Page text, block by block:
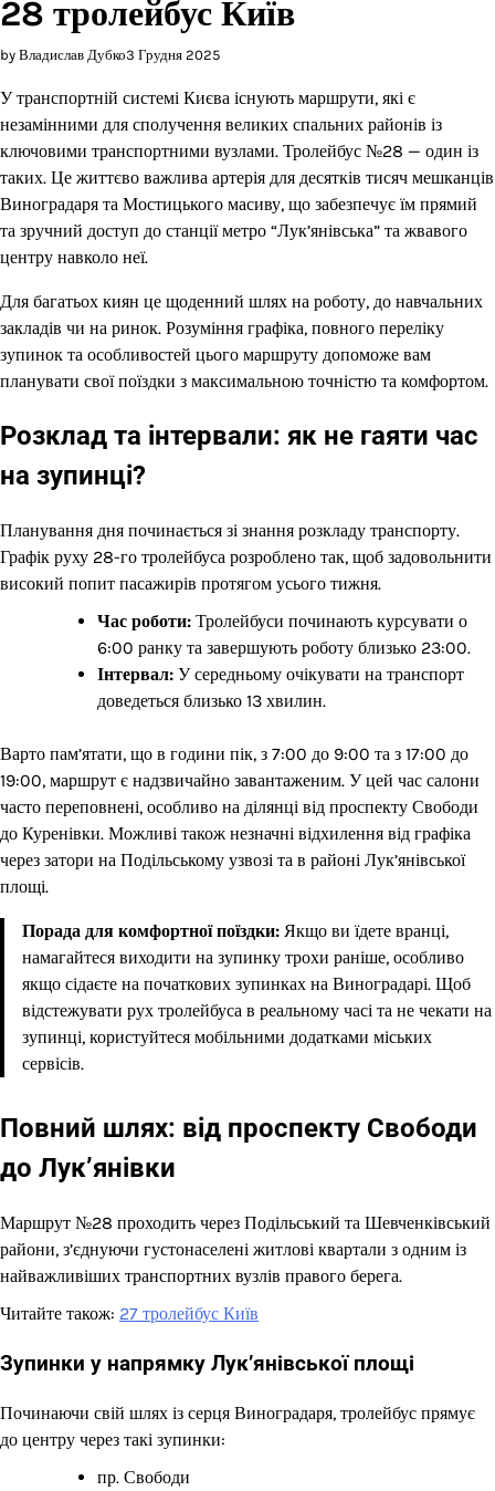
28 тролейбус Київ
by Владислав Дубко3 Грудня 2025
У транспортній системі Києва існують маршрути, які є
незамінними для сполучення великих спальних районів із
ключовими транспортними вузлами. Тролейбус №28 — один із
таких. Це життєво важлива артерія для десятків тисяч мешканців
Виноградаря та Мостицького масиву, що забезпечує їм прямий
та зручний доступ до станції метро “Лук’янівська” та жвавого
центру навколо неї.
Для багатьох киян це щоденний шлях на роботу, до навчальних
закладів чи на ринок. Розуміння графіка, повного переліку
зупинок та особливостей цього маршруту допоможе вам
планувати свої поїздки з максимальною точністю та комфортом.
Розклад та інтервали: як не гаяти час
на зупинці?
Планування дня починається зі знання розкладу транспорту.
Графік руху 28-го тролейбуса розроблено так, щоб задовольнити
високий попит пасажирів протягом усього тижня.
Час роботи: Тролейбуси починають курсувати о
6:00 ранку та завершують роботу близько 23:00.
Інтервал: У середньому очікувати на транспорт
доведеться близько 13 хвилин.
Варто пам’ятати, що в години пік, з 7:00 до 9:00 та з 17:00 до
19:00, маршрут є надзвичайно завантаженим. У цей час салони
часто переповнені, особливо на ділянці від проспекту Свободи
до Куренівки. Можливі також незначні відхилення від графіка
через затори на Подільському узвозі та в районі Лук’янівської
площі.
Порада для комфортної поїздки: Якщо ви їдете вранці,
намагайтеся виходити на зупинку трохи раніше, особливо
якщо сідаєте на початкових зупинках на Виноградарі. Щоб
відстежувати рух тролейбуса в реальному часі та не чекати на
зупинці, користуйтеся мобільними додатками міських
сервісів.
Повний шлях: від проспекту Свободи
до Лук’янівки
Маршрут №28 проходить через Подільський та Шевченківський
райони, з’єднуючи густонаселені житлові квартали з одним із
найважливіших транспортних вузлів правого берега.
Читайте також: 27 тролейбус Київ
Зупинки у напрямку Лук’янівської площі
Починаючи свій шлях із серця Виноградаря, тролейбус прямує
до центру через такі зупинки:
пр. Свободи